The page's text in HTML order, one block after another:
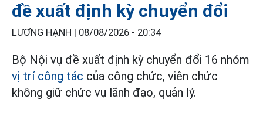
đề xuất định kỳ chuyển đổi
LƯƠNG HẠNH | 08/08/2026 - 20:34
Bộ Nội vụ đề xuất định kỳ chuyển đổi 16 nhóm
vị trí công tác của công chức, viên chức
không giữ chức vụ lãnh đạo, quản lý.